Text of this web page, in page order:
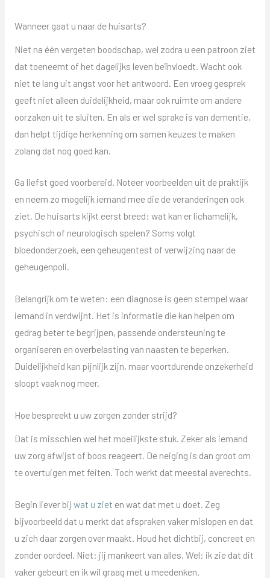
Wanneer gaat u naar de huisarts?
Niet na één vergeten boodschap, wel zodra u een patroon ziet
dat toeneemt of het dagelijks leven beïnvloedt. Wacht ook
niet te lang uit angst voor het antwoord. Een vroeg gesprek
geeft niet alleen duidelijkheid, maar ook ruimte om andere
oorzaken uit te sluiten. En als er wel sprake is van dementie,
dan helpt tijdige herkenning om samen keuzes te maken
zolang dat nog goed kan.
Ga liefst goed voorbereid. Noteer voorbeelden uit de praktijk
en neem zo mogelijk iemand mee die de veranderingen ook
ziet. De huisarts kijkt eerst breed: wat kan er lichamelijk,
psychisch of neurologisch spelen? Soms volgt
bloedonderzoek, een geheugentest of verwijzing naar de
geheugenpoli.
Belangrijk om te weten: een diagnose is geen stempel waar
iemand in verdwijnt. Het is informatie die kan helpen om
gedrag beter te begrijpen, passende ondersteuning te
organiseren en overbelasting van naasten te beperken.
Duidelijkheid kan pijnlijk zijn, maar voortdurende onzekerheid
sloopt vaak nog meer.
Hoe bespreekt u uw zorgen zonder strijd?
Dat is misschien wel het moeilijkste stuk. Zeker als iemand
uw zorg afwijst of boos reageert. De neiging is dan groot om
te overtuigen met feiten. Toch werkt dat meestal averechts.
Begin liever bij wat u ziet en wat dat met u doet. Zeg
bijvoorbeeld dat u merkt dat afspraken vaker mislopen en dat
u zich daar zorgen over maakt. Houd het dichtbij, concreet en
zonder oordeel. Niet: jij mankeert van alles. Wel: ik zie dat dit
vaker gebeurt en ik wil graag met u meedenken.